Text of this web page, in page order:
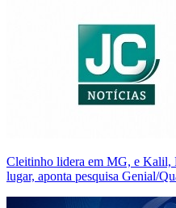
Cleitinho lidera em MG, e Kalil,
lugar, aponta pesquisa Genial/